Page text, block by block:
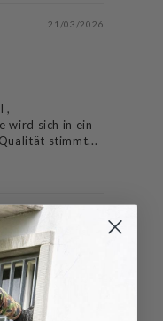
21/03/2026
,
wird sich in ein
stimmt...
38m